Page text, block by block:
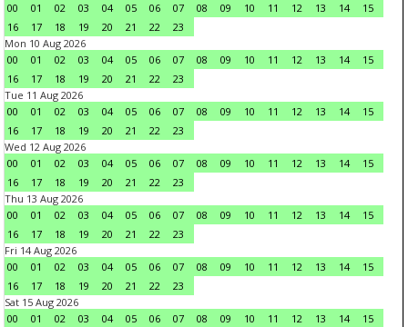
00
01 02 03 04 05 06 07 08 09 10 11 12 13 14
15
16
17 18 19 20 21 22
23
Mon 10 Aug 2026
00
01 02 03 04 05 06 07 08 09 10 11 12 13 14
15
16
17 18 19 20 21 22
23
Tue 11 Aug 2026
00
01 02 03 04 05 06 07 08 09 10 11 12 13 14
15
16
17 18 19 20 21 22
23
Wed 12 Aug 2026
00
01 02 03 04 05 06 07 08 09 10 11 12 13 14
15
16
17 18 19 20 21 22
23
Thu 13 Aug 2026
00
01 02 03 04 05 06 07 08 09 10 11 12 13 14
15
16
17 18 19 20 21 22
23
Fri 14 Aug 2026
00
01 02 03 04 05 06 07 08 09 10 11 12 13 14
15
16
17 18 19 20 21 22
23
Sat 15 Aug 2026
00
01 02 03 04 05 06 07 08 09 10 11 12 13 14 15